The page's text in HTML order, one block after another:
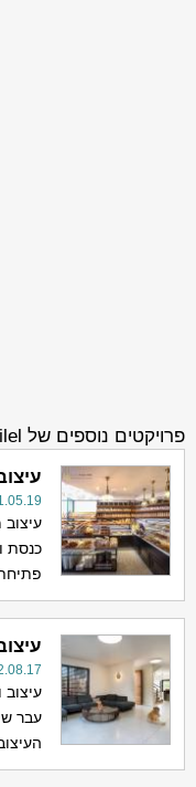
פרויקטים נוספים של studio yuval hilel
כנסת
עבר